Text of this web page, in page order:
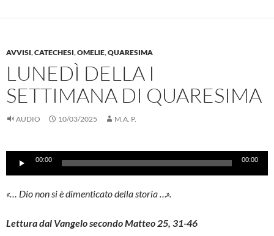
AVVISI,CATECHESI,OMELIE,QUARESIMA
LUNEDÌ DELLA I
SETTIMANA DI QUARESIMA
AUDIO 10/03/2025 M.A. P.
Audio
00:00 00:00
«… Dio non si è dimenticato della storia …».
Lettura dal Vangelo secondo Matteo 25, 31-46